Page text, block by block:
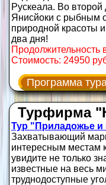
Рускеала. Во
Янисйоки с рыбным
природной красоты
два дня!
Продолжительность
Стоимость: 24950
Программа
Турфирма
Тур "Приладожье и
Захватывающий
интересным местам
увидите не только
известные на весь
труднодоступные